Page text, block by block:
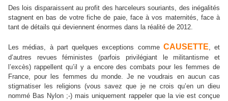
Des lois disparaissent au profit des harceleurs souriants, des inégalités
stagnent en bas de votre fiche de paie, face à vos maternités, face à
tant de détails qui deviennent énormes dans la réalité de 2012.
Les médias, à part quelques exceptions comme CAUSETTE, et
d’autres revues féministes (parfois privilégiant le militantisme et
l’excès) rappellent qu’il y a encore des combats pour les femmes de
France, pour les femmes du monde. Je ne voudrais en aucun cas
stigmatiser les religions (vous savez que je ne crois qu’en un dieu
nommé Bas Nylon ;-) mais uniquement rappeler que la vie est conçue